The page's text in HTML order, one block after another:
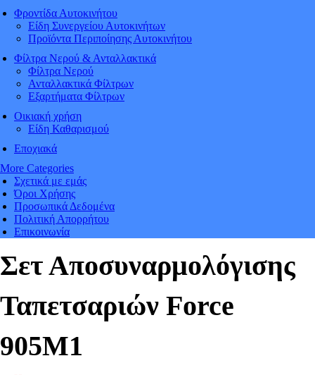
Φροντίδα Αυτοκινήτου
Είδη Συνεργείου Αυτοκινήτων
Προϊόντα Περιποίησης Αυτοκινήτου
Φίλτρα Νερού & Ανταλλακτικά
Φίλτρα Νερού
Ανταλλακτικά Φίλτρων
Εξαρτήματα Φίλτρων
Οικιακή χρήση
Είδη Καθαρισμού
Εποχιακά
More Categories
Σχετικά με εμάς
Όροι Χρήσης
Προσωπικά Δεδομένα
Πολιτική Απορρήτου
Επικοινωνία
Σετ Αποσυναρμολόγισης
Ταπετσαριών Force
905Μ1